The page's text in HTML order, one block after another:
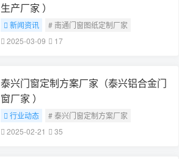
生产厂家 ）
新闻资讯
# 南通门窗图纸定制厂家
2025-03-09
17
泰兴门窗定制方案厂家（泰兴铝合金门
窗厂家 ）
行业动态
# 泰兴门窗定制方案厂家
2025-02-21
35